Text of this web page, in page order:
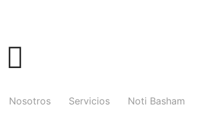
Nosotros Servicios Noti Basham